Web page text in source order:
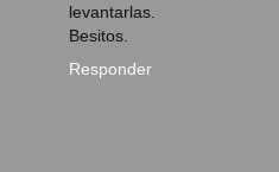
levantarlas.
Besitos.
Responder